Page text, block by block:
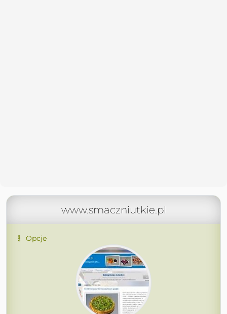
www.smaczniutkie.pl
Opcje